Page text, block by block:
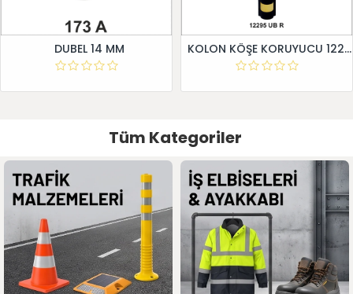
DUBEL 14 MM KOLON KÖŞE KORUYUCU 12295 UB R
Tüm Kategoriler